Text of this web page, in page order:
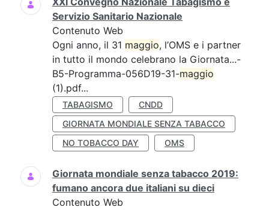
Servizio Sanitario Nazionale
Contenuto Web
Ogni anno, il 31 maggio, l’OMS e i partner
in tutto il mondo celebrano la Giornata...-
B5-Programma-056D19-31-maggio
(1).pdf...
TABAGISMO
CNDD
GIORNATA MONDIALE SENZA TABACCO
NO TOBACCO DAY
OMS
Giornata mondiale senza tabacco 2019:
fumano ancora due italiani su dieci
Contenuto Web